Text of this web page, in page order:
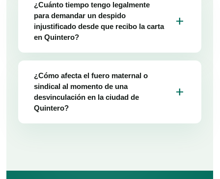
¿Cuánto tiempo tengo legalmente
para demandar un despido
injustificado desde que recibo la carta
en Quintero?
add
¿Cómo afecta el fuero maternal o
sindical al momento de una
desvinculación en la ciudad de
Quintero?
add